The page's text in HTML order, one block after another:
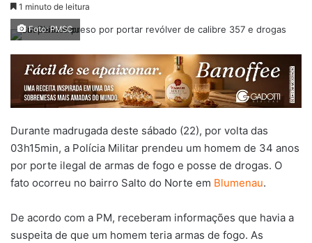
1 minuto de leitura
Foto: PMSC
Durante madrugada deste sábado (22), por volta das
03h15min, a Polícia Militar prendeu um homem de 34 anos
por porte ilegal de armas de fogo e posse de drogas. O
fato ocorreu no bairro Salto do Norte em Blumenau.
De acordo com a PM, receberam informações que havia a
suspeita de que um homem teria armas de fogo. As